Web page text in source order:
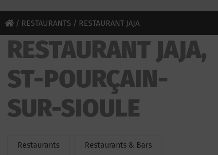
/ RESTAURANTS / RESTAURANT JAJA
RESTAURANT JAJA,
ST-POURÇAIN-
SUR-SIOULE
Restaurants Restaurants & Bars